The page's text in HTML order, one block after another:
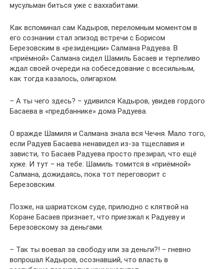
мусульман биться уже с ваххабитами.
Как вспоминал сам Кадыров, переломным моментом в
его сознании стал эпизод встречи с Борисом
Березовским в «резиденции» Салмана Радуева. В
«приёмной» Салмана сидел Шамиль Басаев и терпеливо
ждал своей очереди на собеседование с всесильным,
как тогда казалось, олигархом.
– А ты чего здесь? – удивился Кадыров, увидев гордого
Басаева в «предбаннике» дома Радуева.
О вражде Шамиля и Салмана знала вся Чечня. Мало того,
если Радуев Басаева ненавидел из-за тщеславия и
зависти, то Басаев Радуева просто презирал, что ещё
хуже. И тут – на тебе: Шамиль томится в «приёмной»
Салмана, дожидаясь, пока тот переговорит с
Березовским.
Позже, на шариатском суде, прилюдно с клятвой на
Коране Басаев признает, что приезжал к Радуеву и
Березовскому за деньгами.
– Так ты воевал за свободу или за деньги?! – гневно
вопрошал Кадыров, осознавший, что власть в